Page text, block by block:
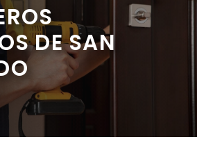
DE SAN